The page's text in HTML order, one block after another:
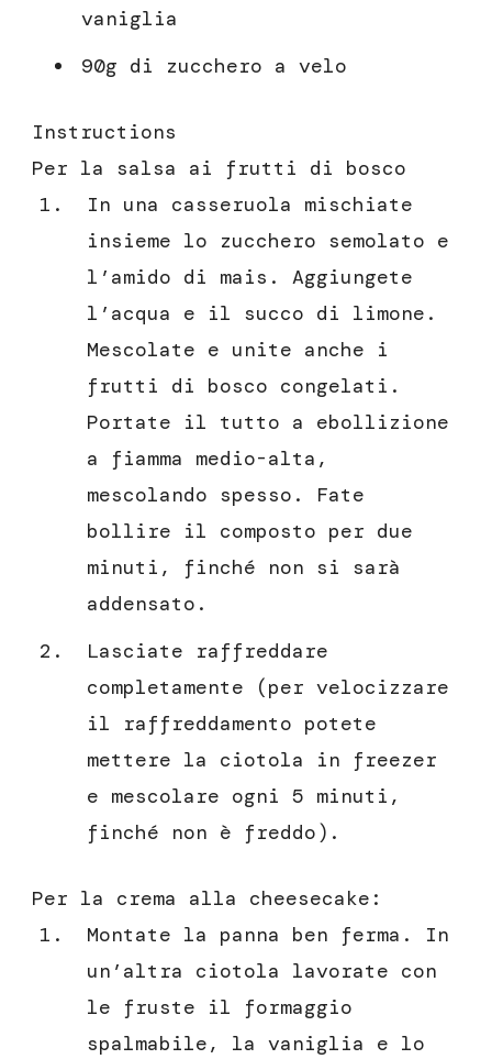
vaniglia
90g di zucchero a velo
Instructions
Per la salsa ai frutti di bosco
In una casseruola mischiate
insieme lo zucchero semolato e
l’amido di mais. Aggiungete
l’acqua e il succo di limone.
Mescolate e unite anche i
frutti di bosco congelati.
Portate il tutto a ebollizione
a fiamma medio-alta,
mescolando spesso. Fate
bollire il composto per due
minuti, finché non si sarà
addensato.
Lasciate raffreddare
completamente (per velocizzare
il raffreddamento potete
mettere la ciotola in freezer
e mescolare ogni 5 minuti,
finché non è freddo).
Per la crema alla cheesecake:
Montate la panna ben ferma. In
un’altra ciotola lavorate con
le fruste il formaggio
spalmabile, la vaniglia e lo